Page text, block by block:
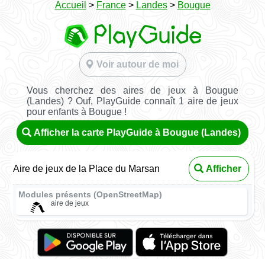
Accueil > France> Landes> Bougue
Voir autour de moi
Vous cherchez des aires de jeux à Bougue
(Landes) ? Ouf, PlayGuide connaît 1 aire de jeux
pour enfants à Bougue !
Afficher la carte PlayGuide à Bougue (Landes)
Aire de jeux de la Place du Marsan Afficher
Modules présents (OpenStreetMap)
aire de jeux